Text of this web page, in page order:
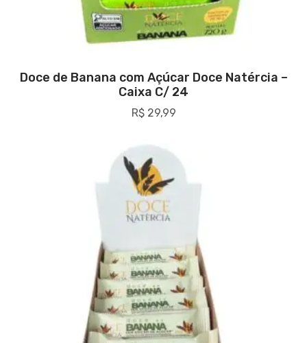
Doce de Banana com Açúcar Doce Natércia –
Caixa C/ 24
R$29,99